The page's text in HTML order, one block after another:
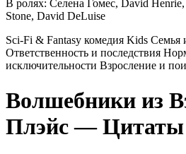
В ролях: Селена Гомес, David
Stone, David DeLuise
Sci-Fi & Fantasy комедия Kids Семья
Ответственность и последствия
исключительности Взросление и
Волшебники из
Плэйс — Цитаты